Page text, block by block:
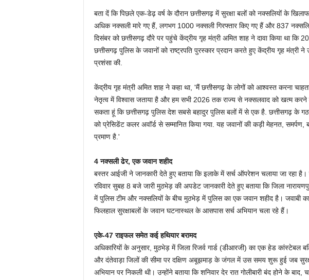
बता दें कि पिछले एक-डेढ़ वर्ष के दौरान छत्तीसगढ़ में सुरक्षा बलों को नक्सलियों के
अधिक नक्सली मारे गए हैं, लगभग 1000 नक्सली गिरफ्तार किए गए हैं और 837
दिसंबर को छत्तीसगढ़ दौरे पर पहुंचे केंद्रीय गृह मंत्री अमित शाह ने दावा किया था कि
छत्तीसगढ़ पुलिस के जवानों को राष्ट्रपति पुरस्कार प्रदान करते हुए केंद्रीय गृह मंत्री
प्रशंसा की.
केंद्रीय गृह मंत्री अमित शाह ने कहा था, 'मैं छत्तीसगढ़ के लोगों को आश्वस्त करना
नेतृत्व में विश्वास जताया है और हम सभी 2026 तक राज्य से नक्सलवाद को खत्म करने
सकता हूं कि छत्तीसगढ़ पुलिस देश सबसे बहादुर पुलिस बलों में से एक है. छत्तीसगढ़ के
को प्रेसिडेंट कलर अवॉर्ड से सम्मानित किया गया. यह जवानों की कड़ी मेहनत, समर्पण,
प्रमाण है.'
4 नक्सली ढेर, एक जवान शहीद
बस्तर आईजी ने जानकारी देते हुए बताया कि इलाके में सर्च ऑपरेशन चलाया जा रहा है।
रविवार सुबह 8 बजे जारी मुठभेड़ की अपडेट जानकारी देते हुए बताया कि जिला
में पुलिस टीम और नक्सलियों के बीच मुठभेड़ में पुलिस का एक जवान शहीद है। जवाबी
फिलहाल सुरक्षाबलों के जवान घटनास्थल के आसपास सर्च अभियान चला रहे हैं।
एके-47 राइफल समेत कई हथियार बरामद
अधिकारियों के अनुसार, मुठभेड़ में जिला रिजर्व गार्ड (डीआरजी) का एक हेड कांस्टेबल
और दंतेवाड़ा जिलों की सीमा पर दक्षिण अबूझमाड़ के जंगल में उस समय शुरू हुई जब
अभियान पर निकली थी। उन्होंने बताया कि शनिवार देर रात गोलीबारी बंद होने के